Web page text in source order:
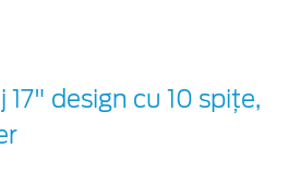
design cu 10 spițe,